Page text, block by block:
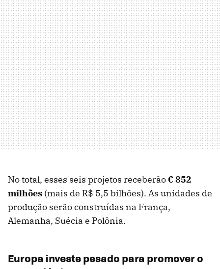
No total, esses seis projetos receberão € 852
milhões (mais de R$ 5,5 bilhões). As unidades de
produção serão construídas na França,
Alemanha, Suécia e Polônia.
Europa investe pesado para promover o